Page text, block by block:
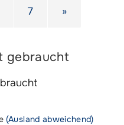
7 »
gebraucht
(Ausland abweichend)